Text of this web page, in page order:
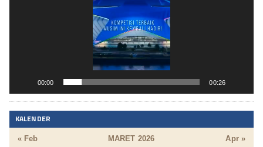
00:00 00:26
KALENDER
MARET 2026
« Feb Apr »